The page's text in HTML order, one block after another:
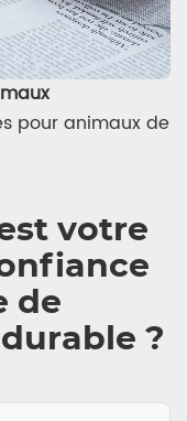
pour animaux de
votre
de
?